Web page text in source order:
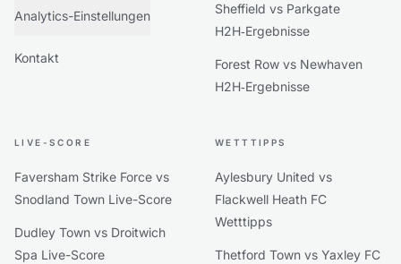
Analytics-Einstellungen
Kontakt
Sheffield vs Parkgate
H2H‑Ergebnisse
Forest Row vs Newhaven
H2H‑Ergebnisse
LIVE-SCORE
Faversham Strike Force vs
Snodland Town Live-Score
Dudley Town vs Droitwich
Spa Live-Score
WETTTIPPS
Aylesbury United vs
Flackwell Heath FC
Wetttipps
Thetford Town vs Yaxley FC